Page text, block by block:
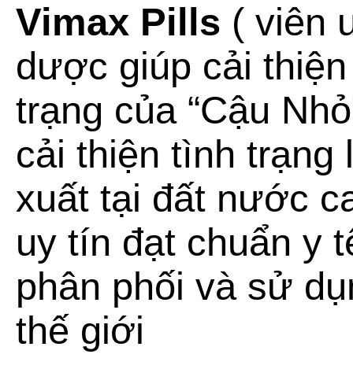
Vimax Pills ( viên
dược giúp cải
trạng của “Cậu
cải thiện tình trạng
xuất tại đất nước
uy tín đạt chuẩn y
phân phối và sử
thế giới